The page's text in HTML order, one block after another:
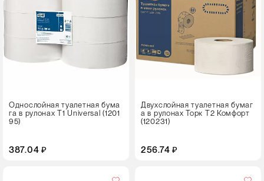
Однослойная туалетная бума
га в рулонах T1 Universal (1201
95)
387.04 ₽
Двухслойная туалетная бумаг
а в рулонах Торк T2 Комфорт
(120231)
256.74 ₽